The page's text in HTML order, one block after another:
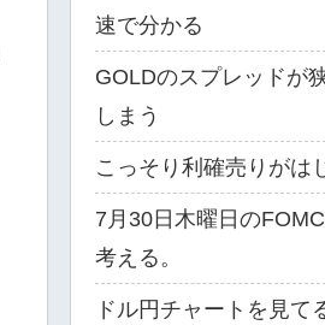
速で分かる
GOLDのスプレッドが
しまう
こっそり利確売りがは
7月30日木曜日の
考える。
ドル円チャートを見て